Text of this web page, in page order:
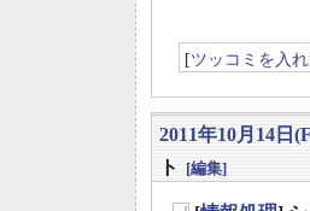
[ツッコミを入れ
2011年10月14日
ト
[編集]